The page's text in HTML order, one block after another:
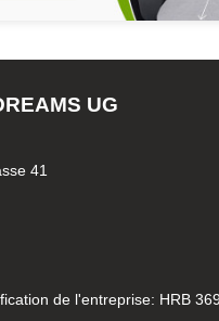
UG
41
de l'entreprise: HRB